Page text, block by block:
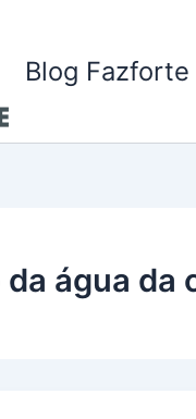
Blog Fazforte
da água da